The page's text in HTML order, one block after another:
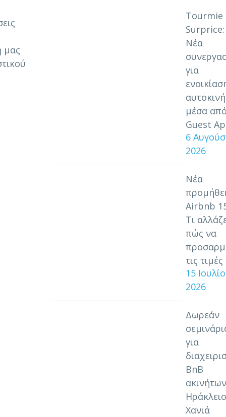
μας
Tourmie
Surprice:
Νέα
για
μέσα
Guest
6
2026
Νέα
Airbnb
Τι
πώς να
τις
15
2026
Δωρεάν
για
BnB
Χανιά